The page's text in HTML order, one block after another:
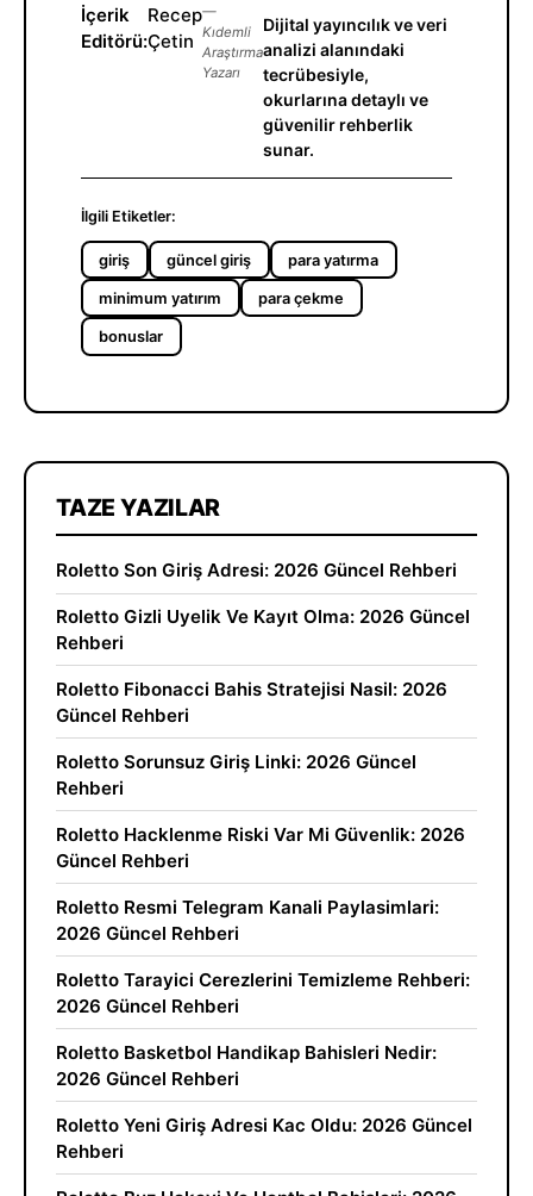
İçerik
Editörü:
Recep
Çetin
—
Kıdemli
Araştırma
Yazarı
Dijital yayıncılık ve veri
analizi alanındaki
tecrübesiyle,
okurlarına detaylı ve
güvenilir rehberlik
sunar.
İlgili Etiketler:
giriş güncel giriş para yatırma
minimum yatırım para çekme
bonuslar
TAZE YAZILAR
Roletto Son Giriş Adresi: 2026 Güncel Rehberi
Roletto Gizli Uyelik Ve Kayıt Olma: 2026 Güncel
Rehberi
Roletto Fibonacci Bahis Stratejisi Nasil: 2026
Güncel Rehberi
Roletto Sorunsuz Giriş Linki: 2026 Güncel
Rehberi
Roletto Hacklenme Riski Var Mi Güvenlik: 2026
Güncel Rehberi
Roletto Resmi Telegram Kanali Paylasimlari:
2026 Güncel Rehberi
Roletto Tarayici Cerezlerini Temizleme Rehberi:
2026 Güncel Rehberi
Roletto Basketbol Handikap Bahisleri Nedir:
2026 Güncel Rehberi
Roletto Yeni Giriş Adresi Kac Oldu: 2026 Güncel
Rehberi